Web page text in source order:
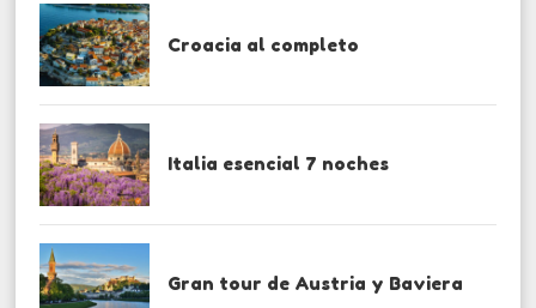
Croacia al completo
Italia esencial 7 noches
Gran tour de Austria y Baviera